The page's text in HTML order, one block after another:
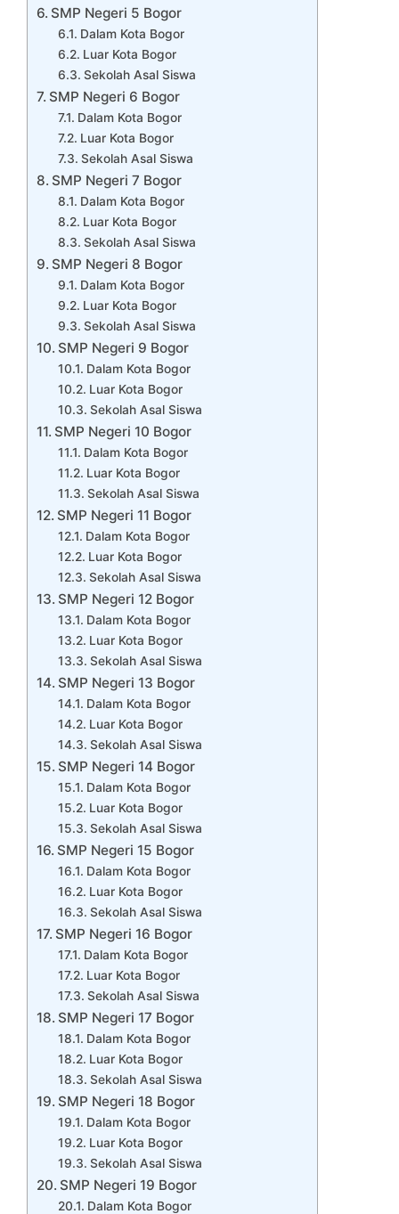
SMP Negeri 5 Bogor
Dalam Kota Bogor
Luar Kota Bogor
Sekolah Asal Siswa
SMP Negeri 6 Bogor
Dalam Kota Bogor
Luar Kota Bogor
Sekolah Asal Siswa
SMP Negeri 7 Bogor
Dalam Kota Bogor
Luar Kota Bogor
Sekolah Asal Siswa
SMP Negeri 8 Bogor
Dalam Kota Bogor
Luar Kota Bogor
Sekolah Asal Siswa
SMP Negeri 9 Bogor
Dalam Kota Bogor
Luar Kota Bogor
Sekolah Asal Siswa
SMP Negeri 10 Bogor
Dalam Kota Bogor
Luar Kota Bogor
Sekolah Asal Siswa
SMP Negeri 11 Bogor
Dalam Kota Bogor
Luar Kota Bogor
Sekolah Asal Siswa
SMP Negeri 12 Bogor
Dalam Kota Bogor
Luar Kota Bogor
Sekolah Asal Siswa
SMP Negeri 13 Bogor
Dalam Kota Bogor
Luar Kota Bogor
Sekolah Asal Siswa
SMP Negeri 14 Bogor
Dalam Kota Bogor
Luar Kota Bogor
Sekolah Asal Siswa
SMP Negeri 15 Bogor
Dalam Kota Bogor
Luar Kota Bogor
Sekolah Asal Siswa
SMP Negeri 16 Bogor
Dalam Kota Bogor
Luar Kota Bogor
Sekolah Asal Siswa
SMP Negeri 17 Bogor
Dalam Kota Bogor
Luar Kota Bogor
Sekolah Asal Siswa
SMP Negeri 18 Bogor
Dalam Kota Bogor
Luar Kota Bogor
Sekolah Asal Siswa
SMP Negeri 19 Bogor
Dalam Kota Bogor